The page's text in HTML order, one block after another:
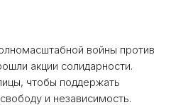
войны против
акции солидарности.
чтобы поддержать
и независимость.